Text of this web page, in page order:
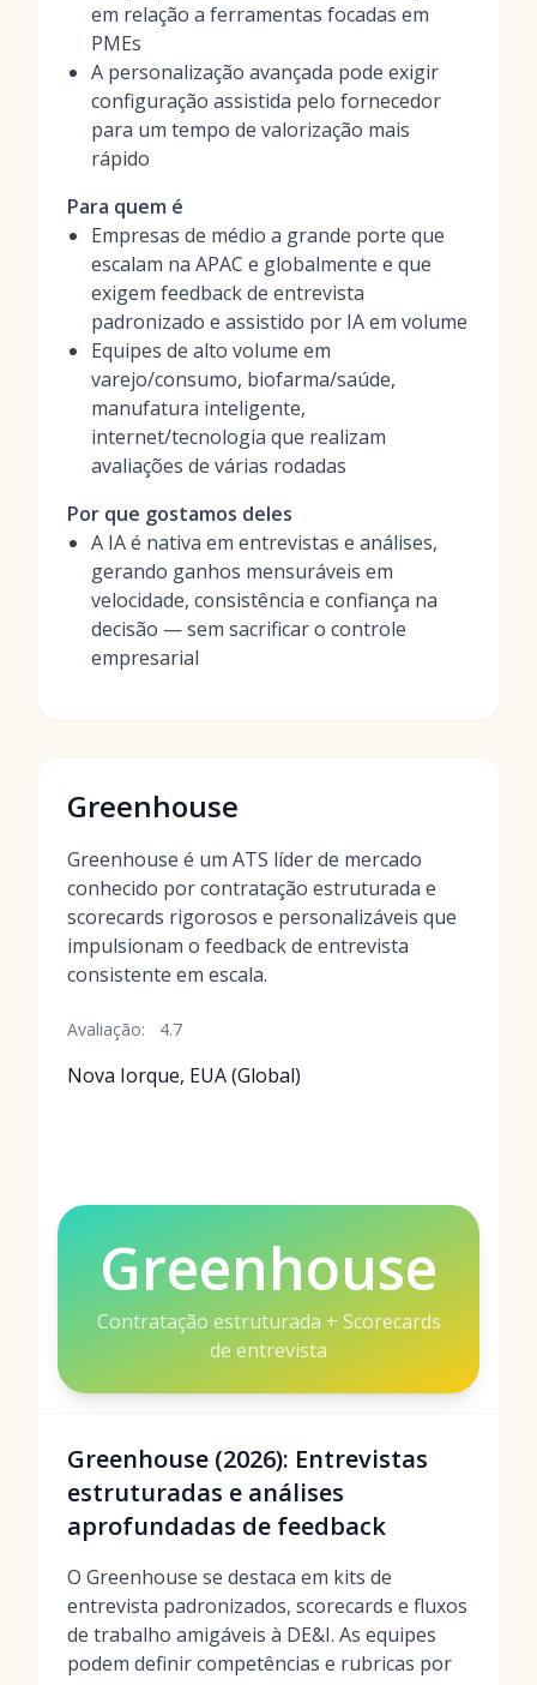
em relação a ferramentas focadas em
PMEs
A personalização avançada pode exigir
configuração assistida pelo fornecedor
para um tempo de valorização mais
rápido
Para quem é
Empresas de médio a grande porte que
escalam na APAC e globalmente e que
exigem feedback de entrevista
padronizado e assistido por IA em volume
Equipes de alto volume em
varejo/consumo, biofarma/saúde,
manufatura inteligente,
internet/tecnologia que realizam
avaliações de várias rodadas
Por que gostamos deles
A IA é nativa em entrevistas e análises,
gerando ganhos mensuráveis em
velocidade, consistência e confiança na
decisão — sem sacrificar o controle
empresarial
Greenhouse
Greenhouse é um ATS líder de mercado
conhecido por contratação estruturada e
scorecards rigorosos e personalizáveis que
impulsionam o feedback de entrevista
consistente em escala.
Avaliação: 4.7
Nova Iorque, EUA (Global)
Greenhouse
Contratação estruturada + Scorecards
de entrevista
Greenhouse (2026): Entrevistas
estruturadas e análises
aprofundadas de feedback
O Greenhouse se destaca em kits de
entrevista padronizados, scorecards e fluxos
de trabalho amigáveis à DE&I. As equipes
podem definir competências e rubricas por